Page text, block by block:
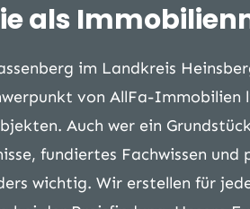
als
im Landkreis
von AllFa-
Auch wer ein
fundiertes Fachwissen
wichtig. Wir erstellen für